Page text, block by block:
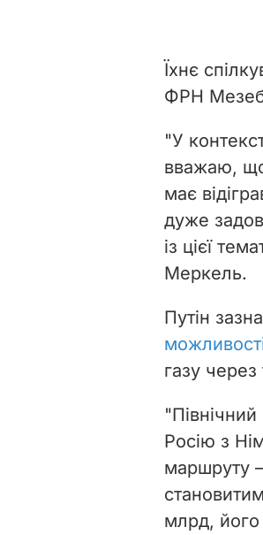
Їхнє
ФРН
"У
вважаю,
має
дуже
із цієї
Меркель.
Путін
газу через
Росію з
маршруту
млрд, його